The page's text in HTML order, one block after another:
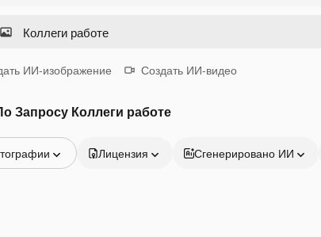
ИИ-изображение Создать ИИ-видео
Запросу Коллеги работе
Лицензия Сгенерировано ИИ